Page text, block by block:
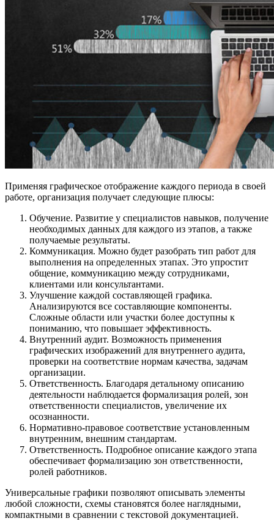
Применяя графическое отображение каждого периода в своей
работе, организация получает следующие плюсы:
Обучение. Развитие у специалистов навыков, получение
необходимых данных для каждого из этапов, а также
получаемые результаты.
Коммуникация. Можно будет разобрать тип работ для
выполнения на определенных этапах. Это упростит
общение, коммуникацию между сотрудниками,
клиентами или консультантами.
Улучшение каждой составляющей графика.
Анализируются все составляющие компоненты.
Сложные области или участки более доступны к
пониманию, что повышает эффективность.
Внутренний аудит. Возможность применения
графических изображений для внутреннего аудита,
проверки на соответствие нормам качества, задачам
организации.
Ответственность. Благодаря детальному описанию
деятельности наблюдается формализация ролей, зон
ответственности специалистов, увеличение их
осознанности.
Нормативно-правовое соответствие установленным
внутренним, внешним стандартам.
Ответственность. Подробное описание каждого этапа
обеспечивает формализацию зон ответственности,
ролей работников.
Универсальные графики позволяют описывать элементы
любой сложности, схемы становятся более наглядными,
компактными в сравнении с текстовой документацией.